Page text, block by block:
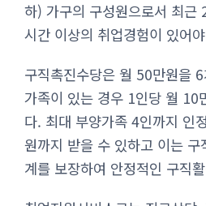
하) 가구의 구성원으로서 최
시간 이상의 취업경험이 있어
구직촉진수당은 월 50만원을
가족이 있는 경우 1인당 월 10
다. 최대 부양가족 4인까지 인
원까지 받을 수 있하고 이는
계를 보장하여 안정적인 구직